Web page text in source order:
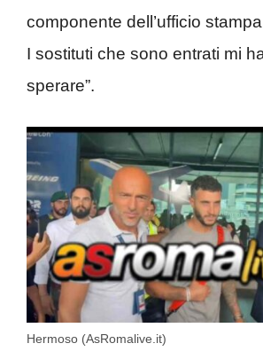
componente dell’ufficio
I sostituti che sono entrati mi
sperare”.
Hermoso (AsRomalive.it)